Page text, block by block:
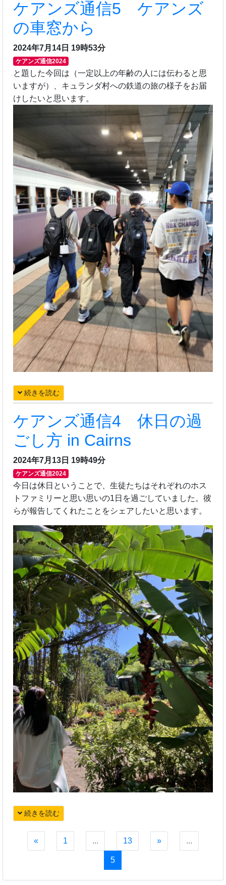
ケアンズ通信5 ケアンズ
の車窓から
2024年7月14日 19時53分
ケアンズ通信2024
と題した今回は（一定以上の年齢の人には伝わると思
いますが）、キュランダ村への鉄道の旅の様子をお届
けしたいと思います。
続きを読む
ケアンズ通信4 休日の過
ごし方 in Cairns
2024年7月13日 19時49分
ケアンズ通信2024
今日は休日ということで、生徒たちはそれぞれのホス
トファミリーと思い思いの1日を過ごしていました。彼
らが報告してくれたことをシェアしたいと思います。
続きを読む
« 1 ...
5
... 13 »